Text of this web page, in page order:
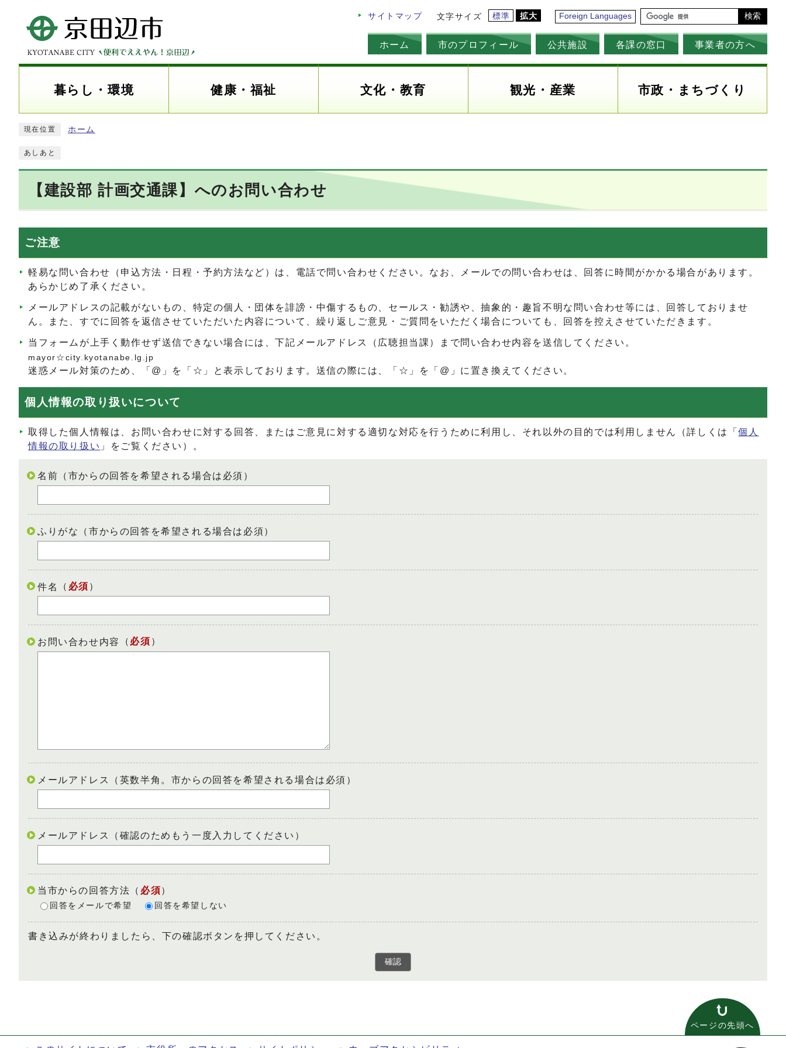
サイトマップ 文字サイズ 標準 拡大 Foreign Languages 検索
ホーム 市のプロフィール 公共施設 各課の窓口 事業者の方へ
暮らし・環境 健康・福祉 文化・教育 観光・産業 市政・まちづくり
現在位置 ホーム
あしあと
【建設部 計画交通課】へのお問い合わせ
ご注意
軽易な問い合わせ（申込方法・日程・予約方法など）は、電話で問い合わせください。なお、メールでの問い合わせは、回答に時間がかかる場合があります。
あらかじめ了承ください。
メールアドレスの記載がないもの、特定の個人・団体を誹謗・中傷するもの、セールス・勧誘や、抽象的・趣旨不明な問い合わせ等には、回答しておりませ
ん。また、すでに回答を返信させていただいた内容について、繰り返しご意見・ご質問をいただく場合についても、回答を控えさせていただきます。
当フォームが上手く動作せず送信できない場合には、下記メールアドレス（広聴担当課）まで問い合わせ内容を送信してください。
mayor☆city.kyotanabe.lg.jp
迷惑メール対策のため、「@」を「☆」と表示しております。送信の際には、「☆」を「@」に置き換えてください。
個人情報の取り扱いについて
取得した個人情報は、お問い合わせに対する回答、またはご意見に対する適切な対応を行うために利用し、それ以外の目的では利用しません（詳しくは「個人
情報の取り扱い 」をご覧ください）。
名前（市からの回答を希望される場合は必須）
ふりがな（市からの回答を希望される場合は必須）
件名 （ 必須 ）
お問い合わせ内容 （ 必須 ）
メールアドレス（英数半角。市からの回答を希望される場合は必須）
メールアドレス（確認のためもう一度入力してください）
当市からの回答方法 （ 必須）
回答をメールで希望 回答を希望しない
書き込みが終わりましたら、下の確認ボタンを押してください。
確認
ページの先頭へ